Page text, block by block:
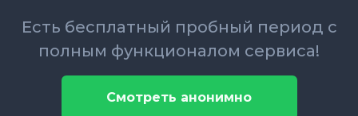
Есть бесплатный пробный период с
полным функционалом сервиса!
Смотреть анонимно